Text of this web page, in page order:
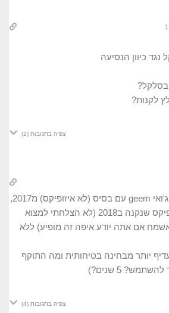
כיוון הנסיעה
לקנות?
צפיה בתגובות (2)
שלום שגיא, יש לי סלקל ג'ואי geem עם בסיס (לא איזופיקס) מ2017,
וסלקל מקסי קוזי קבריו פיקס שנקנה ב2018 (לא הצלחתי למצוא
אשמח אם אתה יודע איפה זה מופיע) ללא
יותר מבחינה בטיחותית ומה התוקף
5 שנים?)
צפיה בתגובות (4)